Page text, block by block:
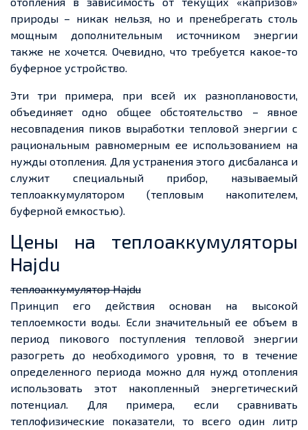
природы – никак нельзя, но и пренебрегать столь
мощным дополнительным источником энергии
также не хочется. Очевидно, что требуется какое-то
буферное устройство.
Эти три примера, при всей их разноплановости,
объединяет одно общее обстоятельство – явное
несовпадения пиков выработки тепловой энергии с
рациональным равномерным ее использованием на
нужды отопления. Для устранения этого дисбаланса и
служит специальный прибор, называемый
теплоаккумулятором (тепловым накопителем,
буферной емкостью).
Цены на теплоаккумуляторы
Hajdu
теплоаккумулятор Hajdu
Принцип его действия основан на высокой
теплоемкости воды. Если значительный ее объем в
период пикового поступления тепловой энергии
разогреть до необходимого уровня, то в течение
определенного периода можно для нужд отопления
использовать этот накопленный энергетический
потенциал. Для примера, если сравнивать
теплофизические показатели, то всего один литр